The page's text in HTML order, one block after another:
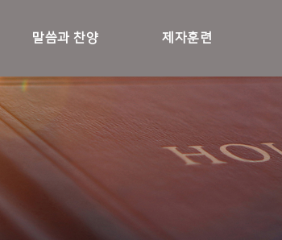
말씀과 찬양 제자훈련